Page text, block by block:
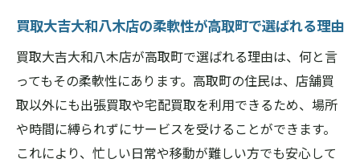
買取大吉大和八木店の柔軟性が高取町で選ばれる理由
買取大吉大和八木店が高取町で選ばれる理由は、何と言
ってもその柔軟性にあります。高取町の住民は、店舗買
取以外にも出張買取や宅配買取を利用できるため、場所
や時間に縛られずにサービスを受けることができます。
これにより、忙しい日常や移動が難しい方でも安心して